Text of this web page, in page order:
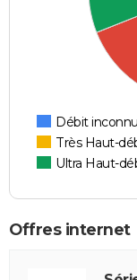
Débit inconnu
Très Haut-
Ultra Haut-
Offres internet